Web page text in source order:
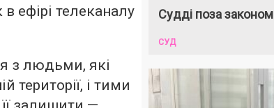
ефірі телеканалу
з людьми, які
території, і тими
Судді поза законом
СУД